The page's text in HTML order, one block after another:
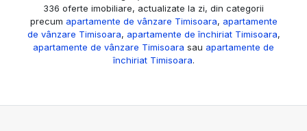
336 oferte imobiliare, actualizate la zi, din categorii
precum apartamente de vânzare Timisoara, apartamente
de vânzare Timisoara, apartamente de închiriat Timisoara,
apartamente de vânzare Timisoara sau apartamente de
închiriat Timisoara.